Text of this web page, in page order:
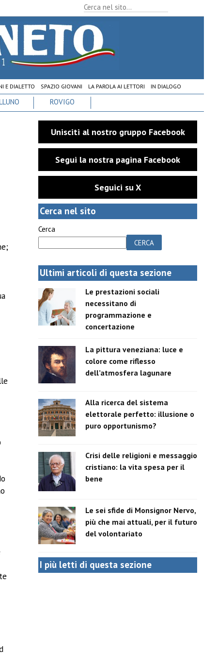
E DIALETTO SPAZIO GIOVANI LA PAROLA AI LETTORI IN DIALOGO
ROVIGO
Unisciti al nostro gruppo Facebook
Segui la nostra pagina Facebook
Seguici su X
Cerca nel sito
Cerca
CERCA
Ultimi articoli di questa sezione
Le prestazioni sociali
necessitano di
programmazione e
concertazione
La pittura veneziana: luce e
colore come riflesso
dell’atmosfera lagunare
Alla ricerca del sistema
elettorale perfetto: illusione o
puro opportunismo?
Crisi delle religioni e messaggio
cristiano: la vita spesa per il
bene
Le sei sfide di Monsignor Nervo,
più che mai attuali, per il futuro
del volontariato
I più letti di questa sezione